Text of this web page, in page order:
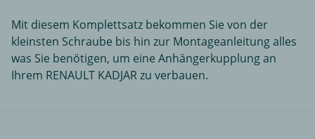
Mit diesem Komplettsatz bekommen Sie von der
kleinsten Schraube bis hin zur Montageanleitung alles
was Sie benötigen, um eine Anhängerkupplung an
Ihrem RENAULT KADJAR zu verbauen.